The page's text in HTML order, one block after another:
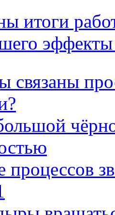
итоги
связаны
процессов